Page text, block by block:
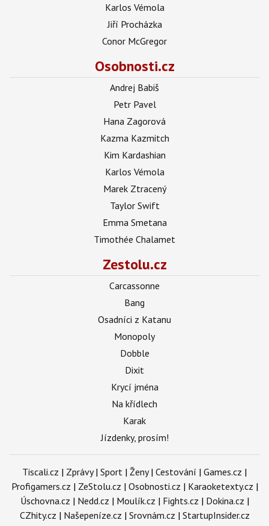
Karlos Vémola
Jiří Procházka
Conor McGregor
Osobnosti.cz
Andrej Babiš
Petr Pavel
Hana Zagorová
Kazma Kazmitch
Kim Kardashian
Karlos Vémola
Marek Ztracený
Taylor Swift
Emma Smetana
Timothée Chalamet
Zestolu.cz
Carcassonne
Bang
Osadníci z Katanu
Monopoly
Dobble
Dixit
Krycí jména
Na křídlech
Karak
Jízdenky, prosím!
Tiscali.cz | Zprávy| Sport | Ženy| Cestování | Games.cz |
Profigamers.cz | ZeStolu.cz | Osobnosti.cz | Karaoketexty.cz |
Úschovna.cz | Nedd.cz | Moulík.cz | Fights.cz | Dokina.cz |
CZhity.cz | Našepeníze.cz | Srovnám.cz | StartupInsider.cz